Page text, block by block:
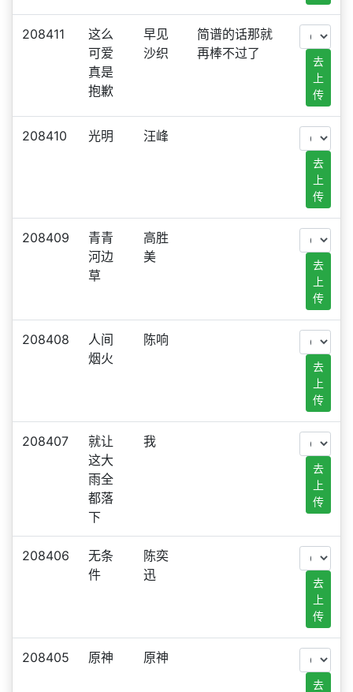
208411
这么
可爱
真是
抱歉
早见
沙织
简谱的话那就
再棒不过了
去
上
传
208410 光明 汪峰
去
上
传
208409
青青
河边
草
高胜
美
去
上
传
208408
人间
烟火
陈响
去
上
传
208407
就让
这大
雨全
都落
下
我
去
上
传
208406
无条
件
陈奕
迅
去
上
传
208405 原神 原神
去